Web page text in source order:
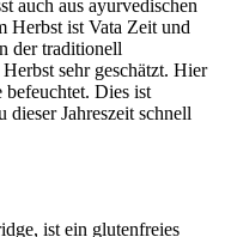
auch aus ayurvedischen
Herbst ist Vata Zeit und
der traditionell
sehr geschätzt. Hier
befeuchtet. Dies ist
Jahreszeit schnell
ist ein glutenfreies